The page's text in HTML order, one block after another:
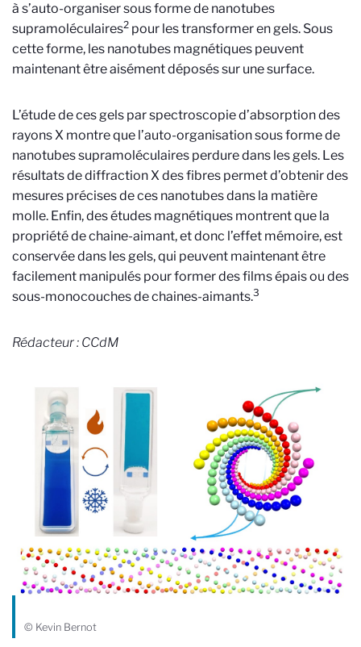
à s’auto-organiser sous forme de nanotubes
supramoléculaires2 pour les transformer en gels. Sous
cette forme, les nanotubes magnétiques peuvent
maintenant être aisément déposés sur une surface.
L’étude de ces gels par spectroscopie d’absorption des
rayons X montre que l’auto-organisation sous forme de
nanotubes supramoléculaires perdure dans les gels. Les
résultats de diffraction X des fibres permet d’obtenir des
mesures précises de ces nanotubes dans la matière
molle. Enfin, des études magnétiques montrent que la
propriété de chaine-aimant, et donc l’effet mémoire, est
conservée dans les gels, qui peuvent maintenant être
facilement manipulés pour former des films épais ou des
sous-monocouches de chaines-aimants.3
Rédacteur : CCdM
© Kevin Bernot